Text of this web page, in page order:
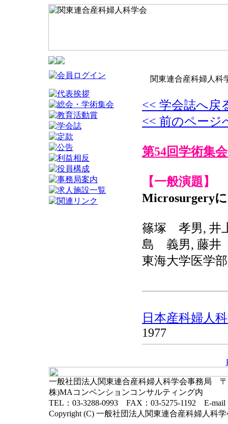
関東連合産科婦人科
<< 学会誌へ戻
<< 前のページ
第54回学術集会
【一般演題】
Microsurgery
篠塚 孝男, 井
島 義男, 藤
東海大学医学部
日本産科婦人
1977
一般社団法人関東連合産科婦人科学会事務局 〒
株)MAコンベンションコンサルティング内
TEL：03-3288-0993 FAX：03-5275-1192 E-mail
Copyright (C) 一般社団法人関東連合産科婦人科